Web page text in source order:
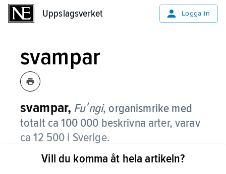
Uppslagsverket Logga in
svampar
svampar, Fuʹngi, organismrike med
totalt ca 100 000 beskrivna arter, varav
ca 12 500 i Sverige.
Trots det stora antalet arter är svamparna
Vill du komma åt hela artikeln?